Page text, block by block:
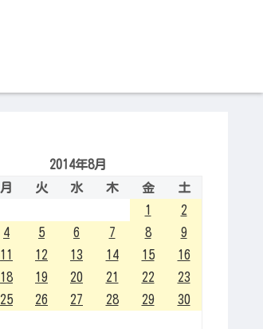
2014年8月
月 火 水 木 金
土
1
2
4 5 6 7 8
9
11 12 13 14 15
16
18 19 20 21 22
23
25 26 27 28 29
30